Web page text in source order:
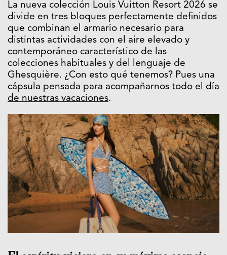
La nueva colección Louis Vuitton Resort 2026 se
divide en tres bloques perfectamente definidos
que combinan el armario necesario para
distintas actividades con el aire elevado y
contemporáneo característico de las
colecciones habituales y del lenguaje de
Ghesquière. ¿Con esto qué tenemos? Pues una
cápsula pensada para acompañarnos todo el día
de nuestras vacaciones.